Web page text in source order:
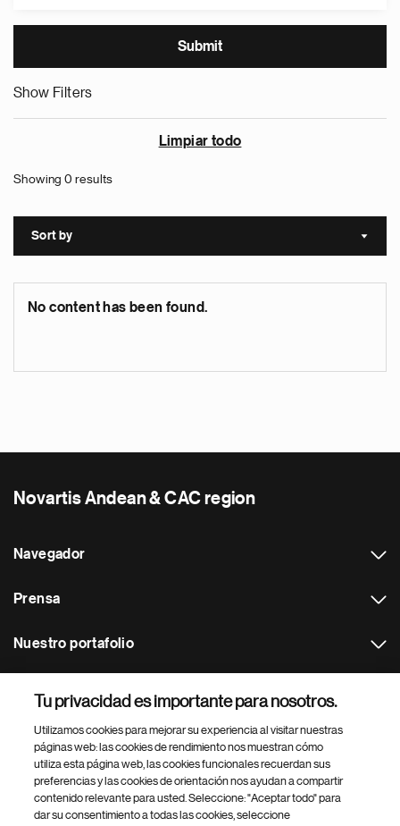
Show Filters
Limpiar todo
Showing 0 results
Sort by Sort
No content has been found.
Novartis Andean & CAC region
Navegador
Prensa
Nuestro portafolio
Footer Site Search
Tu privacidad es importante para nosotros.
Utilizamos cookies para mejorar su experiencia al visitar nuestras
páginas web: las cookies de rendimiento nos muestran cómo
utiliza esta página web, las cookies funcionales recuerdan sus
preferencias y las cookies de orientación nos ayudan a compartir
contenido relevante para usted. Seleccione: "Aceptar todo" para
dar su consentimiento a todas las cookies, seleccione